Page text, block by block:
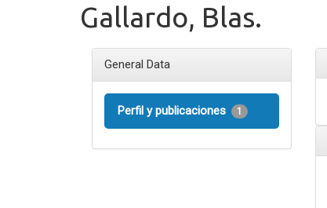
Gallardo, Blas.
General Data
Perfil y publicaciones 1